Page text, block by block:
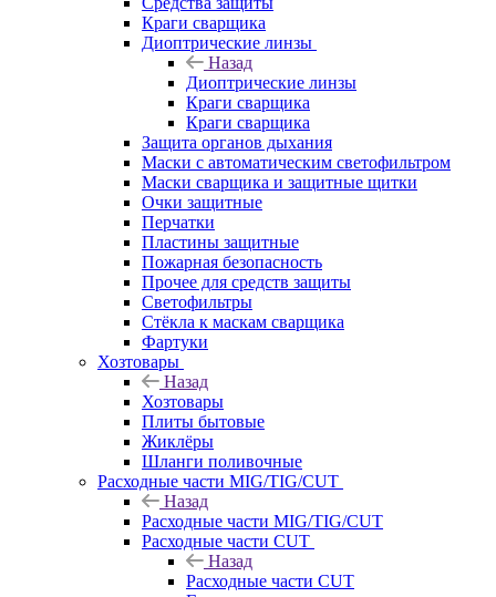
Краги сварщика
Диоптрические линзы
Назад
Диоптрические линзы
Краги сварщика
Краги сварщика
Защита органов дыхания
Маски с автоматическим светофильтром
Маски сварщика и защитные щитки
Очки защитные
Перчатки
Пластины защитные
Пожарная безопасность
Прочее для средств защиты
Светофильтры
Стёкла к маскам сварщика
Фартуки
Хозтовары
Назад
Хозтовары
Плиты бытовые
Жиклёры
Шланги поливочные
Расходные части MIG/TIG/CUT
Назад
Расходные части MIG/TIG/CUT
Расходные части CUT
Назад
Расходные части CUT